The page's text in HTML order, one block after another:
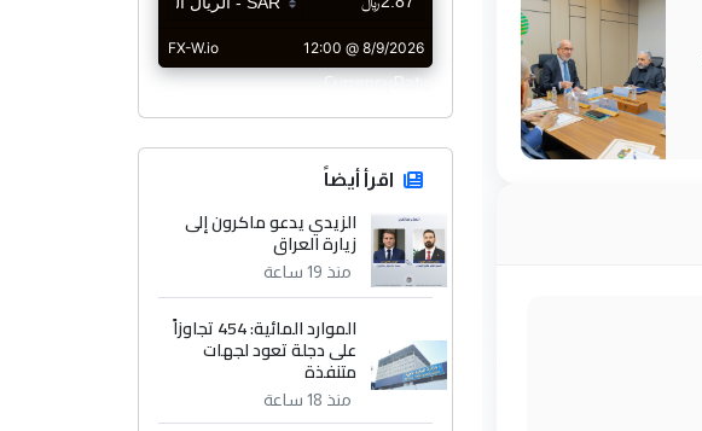
CurrencyRate
اقرأ أيضاً
الزيدي يدعو ماكرون إلى
زيارة العراق
منذ 19 ساعة
الموارد المائية: 454 تجاوزاً
على دجلة تعود لجهات
متنفذة
منذ 18 ساعة